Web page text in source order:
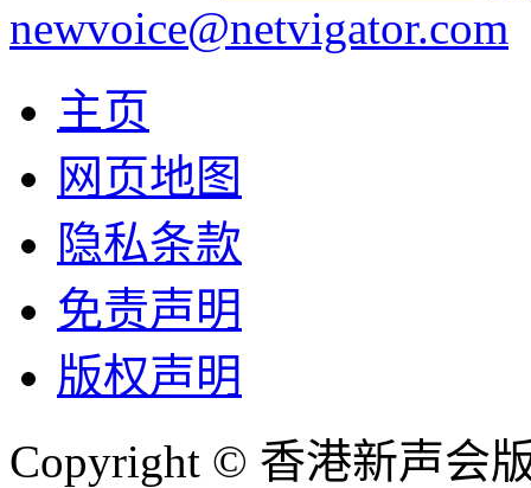
newvoice@netvigator.com
主页
网页地图
隐私条款
免责声明
版权声明
Copyright © 香港新声会